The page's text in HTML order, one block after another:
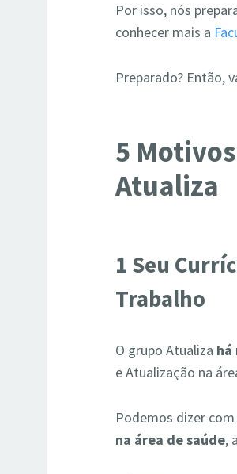
Por isso, nós
conhecer mais a
Preparado? Então,
5
Atualiza
1 Seu
Trabalho
O grupo Atualiza há
e Atualização na
Podemos dizer
na área de saúde,